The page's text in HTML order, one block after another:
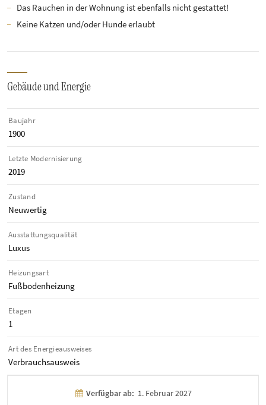
Das Rauchen in der Wohnung ist ebenfalls nicht gestattet!
Keine Katzen und/oder Hunde erlaubt
Gebäude und Energie
Baujahr
1900
Letzte Modernisierung
2019
Zustand
Neuwertig
Ausstattungsqualität
Luxus
Heizungsart
Fußbodenheizung
Etagen
1
Art des Energieausweises
Verbrauchsausweis
Verfügbar ab: 1. Februar 2027